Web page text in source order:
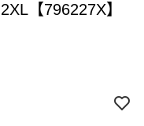
【796227X】